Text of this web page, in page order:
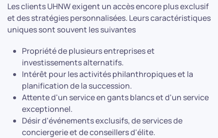
Les clients UHNW exigent un accès encore plus exclusif
et des stratégies personnalisées. Leurs caractéristiques
uniques sont souvent les suivantes
Propriété de plusieurs entreprises et
investissements alternatifs.
Intérêt pour les activités philanthropiques et la
planification de la succession.
Attente d'un service en gants blancs et d'un service
exceptionnel.
Désir d'événements exclusifs, de services de
conciergerie et de conseillers d'élite.